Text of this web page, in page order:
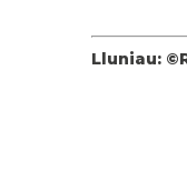
Lluniau: